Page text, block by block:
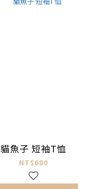
貓魚子 短袖T恤
NT$680